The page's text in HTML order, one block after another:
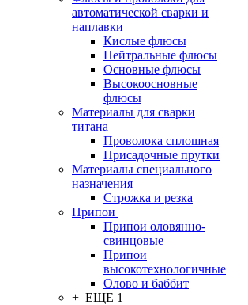
автоматической сварки и
наплавки
Кислые флюсы
Нейтральные флюсы
Основные флюсы
Высокоосновные
флюсы
Материалы для сварки
титана
Проволока сплошная
Присадочные прутки
Материалы специального
назначения
Строжка и резка
Припои
Припои оловянно-
свинцовые
Припои
высокотехнологичные
Олово и баббит
+ ЕЩЕ 1